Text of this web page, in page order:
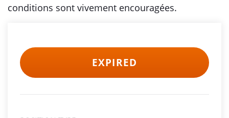
conditions sont vivement encouragées.
EXPIRED